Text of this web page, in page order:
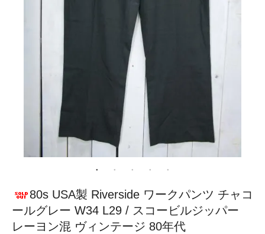
80s USA製 Riverside ワークパンツ チャコ
ールグレー W34 L29 / スコービルジッパー
レーヨン混 ヴィンテージ 80年代